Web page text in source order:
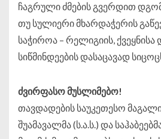
ჩაგრული ძმების გვერდით
თუ სულიერი მხარდაჭერის
საჭიროა – რელიგიის, ქვეყნისა
სიწმინდეების დასაცავად
ძვირფასო მუსლიმებო!
თავდადების საუკეთესო
შუამავალმა (ს.ა.ს.) და